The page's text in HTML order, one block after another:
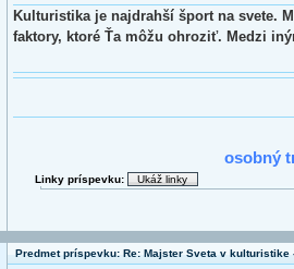
Kulturistika je najdrahší šport na svete.
faktory, ktoré Ťa môžu ohroziť. Medzi
osobný
Linky príspevku:
Predmet príspevku: Re: Majster Sveta v kulturistike